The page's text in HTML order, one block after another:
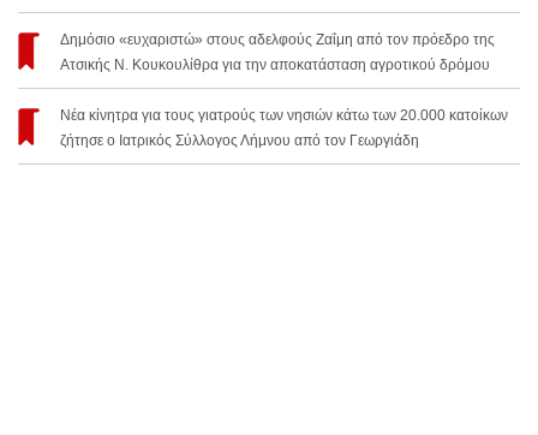
Δημόσιο «ευχαριστώ» στους αδελφούς Ζαΐμη από τον πρόεδρο της
Ατσικής Ν. Κουκουλίθρα για την αποκατάσταση αγροτικού δρόμου
Νέα κίνητρα για τους γιατρούς των νησιών κάτω των 20.000 κατοίκων
ζήτησε ο Ιατρικός Σύλλογος Λήμνου από τον Γεωργιάδη